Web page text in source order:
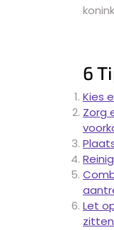
6
Kies
Zorg
Let